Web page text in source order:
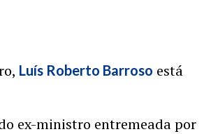
Luís Roberto Barroso está
ex-ministro entremeada por